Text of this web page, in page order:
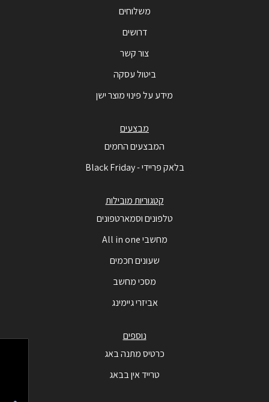
משלוחים
דרושים
צור קשר
ביטול עסקה
מידע על פינוי מוצר ישן
מבצעים
המבצעים החמים
בלאק פריידי - Black Friday
קטגוריות מובילות
טלפונים וסמארטפונים
מחשבי All in one
שעונים חכמים
מסכי מחשב
אביזרי גיימינג
נוספים
כרטיס מתנה באג
טרייד אין בבאג